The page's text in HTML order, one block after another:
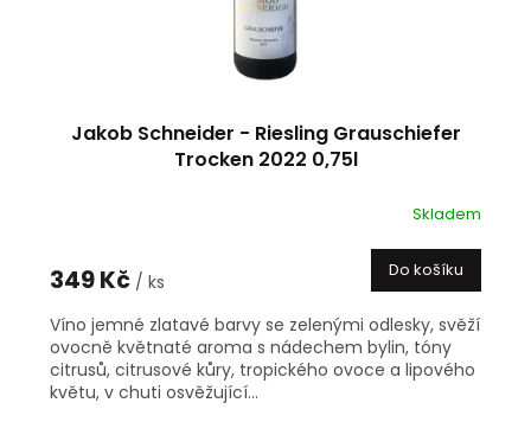
Jakob Schneider - Riesling Grauschiefer
Trocken 2022 0,75l
Skladem
349 Kč / ks
Do košíku
Víno jemné zlatavé barvy se zelenými odlesky, svěží
ovocně květnaté aroma s nádechem bylin, tóny
citrusů, citrusové kůry, tropického ovoce a lipového
květu, v chuti osvěžující...